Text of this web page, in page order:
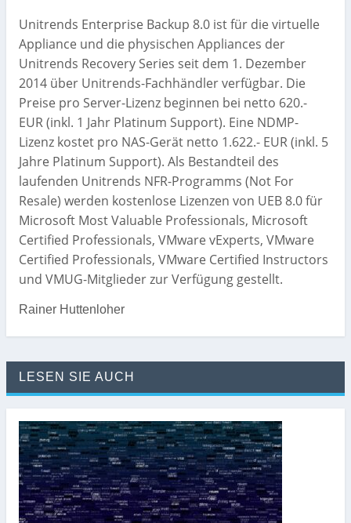
Unitrends Enterprise Backup 8.0 ist für die virtuelle
Appliance und die physischen Appliances der
Unitrends Recovery Series seit dem 1. Dezember
2014 über Unitrends-Fachhändler verfügbar. Die
Preise pro Server-Lizenz beginnen bei netto 620.-
EUR (inkl. 1 Jahr Platinum Support). Eine NDMP-
Lizenz kostet pro NAS-Gerät netto 1.622.- EUR (inkl. 5
Jahre Platinum Support). Als Bestandteil des
laufenden Unitrends NFR-Programms (Not For
Resale) werden kostenlose Lizenzen von UEB 8.0 für
Microsoft Most Valuable Professionals, Microsoft
Certified Professionals, VMware vExperts, VMware
Certified Professionals, VMware Certified Instructors
und VMUG-Mitglieder zur Verfügung gestellt.
Rainer Huttenloher
LESEN SIE AUCH